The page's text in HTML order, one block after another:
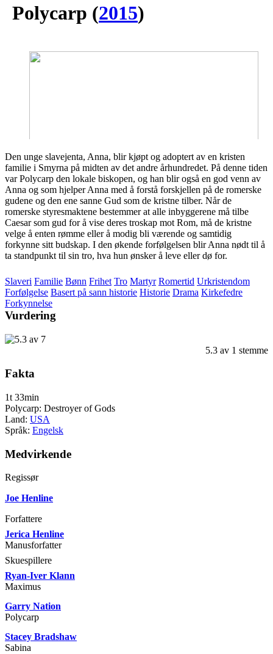
Polycarp (2015)
Den unge slavejenta, Anna, blir kjøpt og adoptert av en kristen
familie i Smyrna på midten av det andre århundredet. På denne tiden
var Polycarp den lokale biskopen, og han blir også en god venn av
Anna og som hjelper Anna med å forstå forskjellen på de romerske
gudene og den ene sanne Gud som de kristne tilber. Når de
romerske styresmaktene bestemmer at alle inbyggerene må tilbe
Caesar som gud for å vise deres troskap mot Rom, må de kristne
velge å enten rømme eller å modig bli værende og samtidig
forkynne sitt budskap. I den økende forfølgelsen blir Anna nødt til å
ta standpunkt til sin tro, hva hun ønsker å leve eller dø for.
Slaveri Familie Bønn Frihet Tro Martyr Romertid Urkristendom
Forfølgelse Basert på sann historie Historie Drama Kirkefedre
Forkynnelse
Vurdering
5.3 av 1 stemme
Fakta
1t 33min
Polycarp: Destroyer of Gods
Land: USA
Språk: Engelsk
Medvirkende
Regissør
Joe Henline
Forfattere
Jerica Henline
Manusforfatter
Skuespillere
Ryan-Iver Klann
Maximus
Garry Nation
Polycarp
Stacey Bradshaw
Sabina